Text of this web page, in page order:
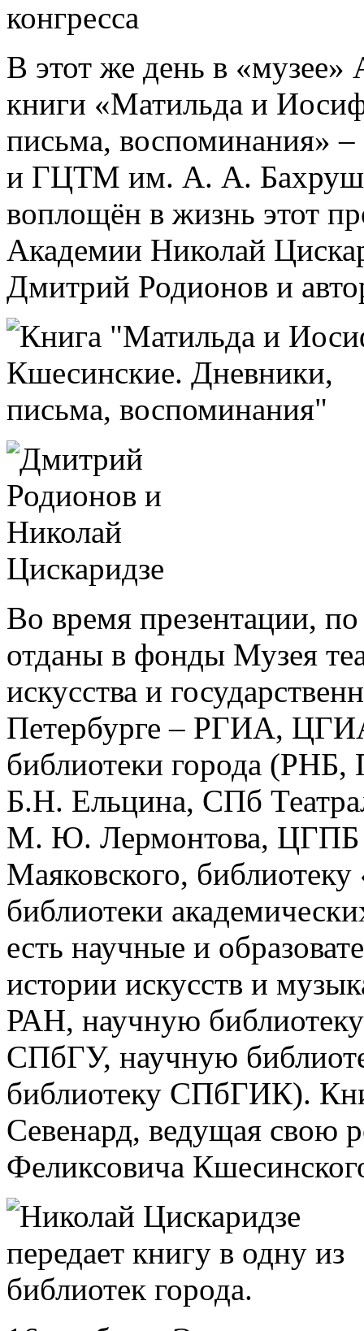
В этот же день в
книги «Матильда и
письма, воспоминания»
и ГЦТМ им. А. А.
воплощён в жизнь этот
Академии Николай
Дмитрий Родионов и
Во время презентации,
отданы в фонды Музея
искусства и
Петербурге – РГИА,
библиотеки города (РНБ,
Б.Н. Ельцина, СПб
М. Ю. Лермонтова,
Маяковского,
библиотеки
есть научные и
истории искусств и
РАН, научную
СПбГУ, научную
библиотеку СПбГИК).
Севенард, ведущая свою
Феликсовича